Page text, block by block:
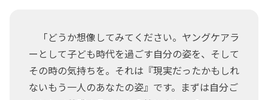
「どうか想像してみてください。ヤングケアラ
ーとして子ども時代を過ごす自分の姿を、そして
その時の気持ちを。それは『現実だったかもしれ
ないもう一人のあなたの姿』です。まずは自分ご